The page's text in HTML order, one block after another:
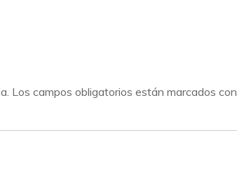
Los campos obligatorios están marcados con